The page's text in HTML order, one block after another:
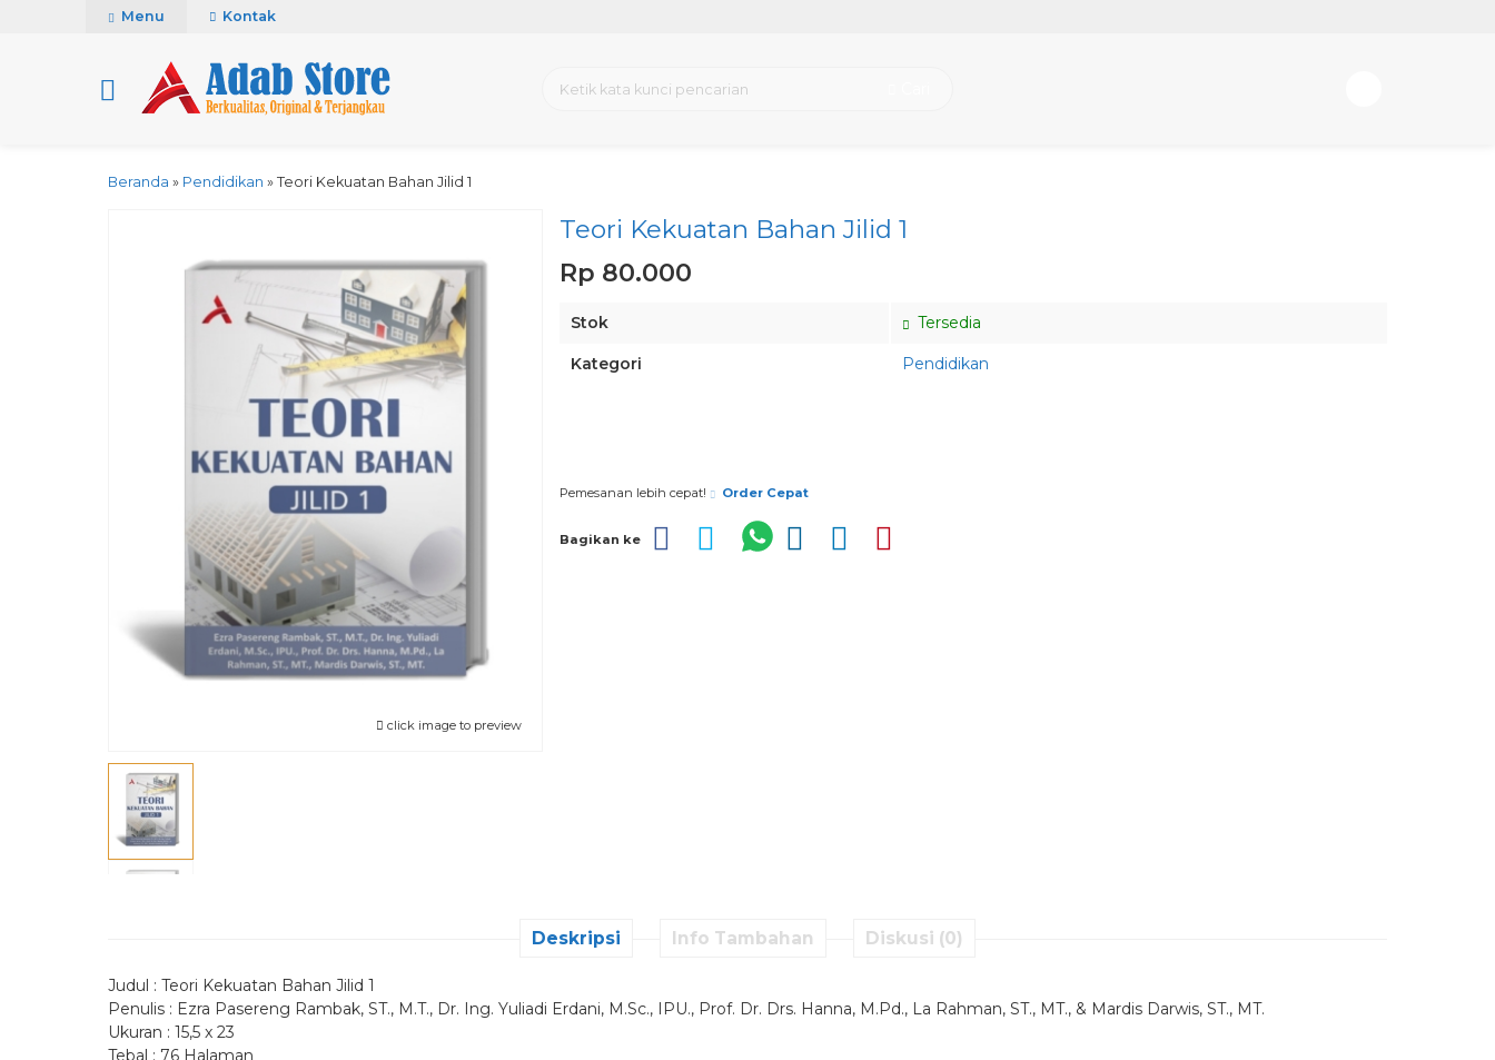
Menu Kontak
Beranda » Pendidikan » Teori Kekuatan Bahan Jilid 1
click image to preview
Teori Kekuatan Bahan Jilid 1
Rp 80.000
Stok Tersedia
Kategori Pendidikan
Pemesanan lebih cepat! Order Cepat
Bagikan ke
Deskripsi Info Tambahan Diskusi (0)
Judul : Teori Kekuatan Bahan Jilid 1
Penulis : Ezra Pasereng Rambak, ST., M.T., Dr. Ing. Yuliadi Erdani, M.Sc., IPU., Prof. Dr. Drs. Hanna, M.Pd., La Rahman, ST., MT., & Mardis Darwis, ST., MT.
Ukuran : 15,5 x 23
Tebal : 76 Halaman